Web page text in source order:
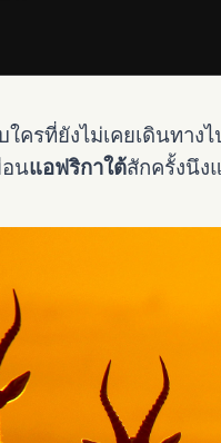
ใครที่ยังไม่เคยเดินทา
อนแอฟริกาใต้สักครั้งนึง